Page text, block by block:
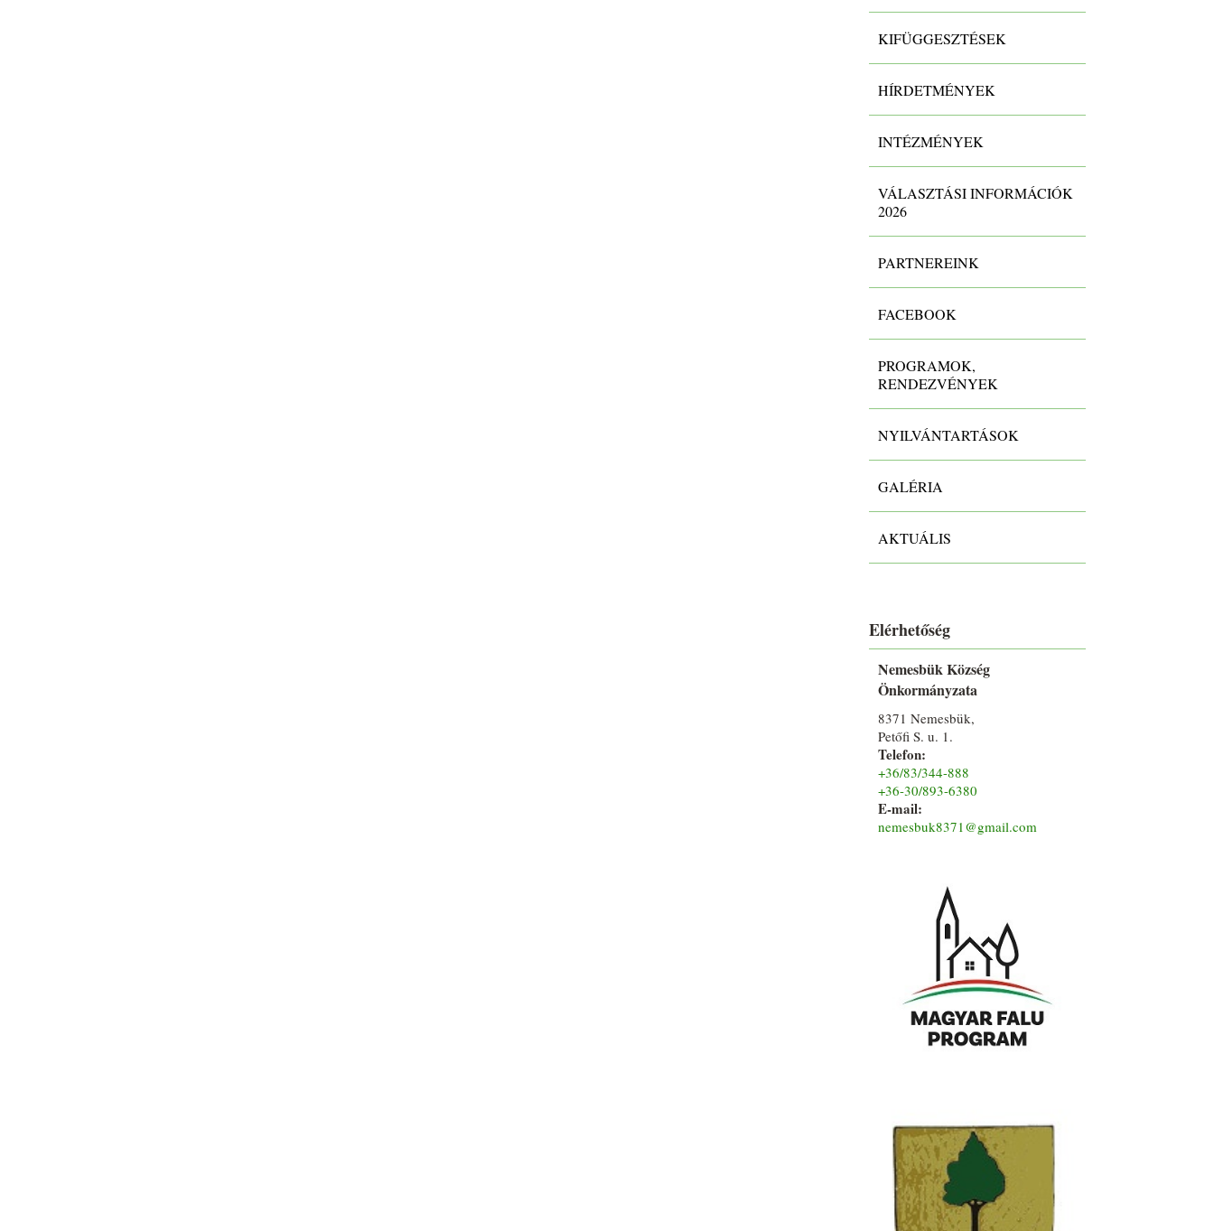
KIFÜGGESZTÉSEK
HÍRDETMÉNYEK
INTÉZMÉNYEK
VÁLASZTÁSI INFORMÁCIÓK
2026
PARTNEREINK
FACEBOOK
PROGRAMOK,
RENDEZVÉNYEK
NYILVÁNTARTÁSOK
GALÉRIA
AKTUÁLIS
Elérhetőség
Nemesbük Község
Önkormányzata
8371 Nemesbük,
Petőfi S. u. 1.
Telefon:
+36/83/344-888
+36-30/893-6380
E-mail:
nemesbuk8371@gmail.com